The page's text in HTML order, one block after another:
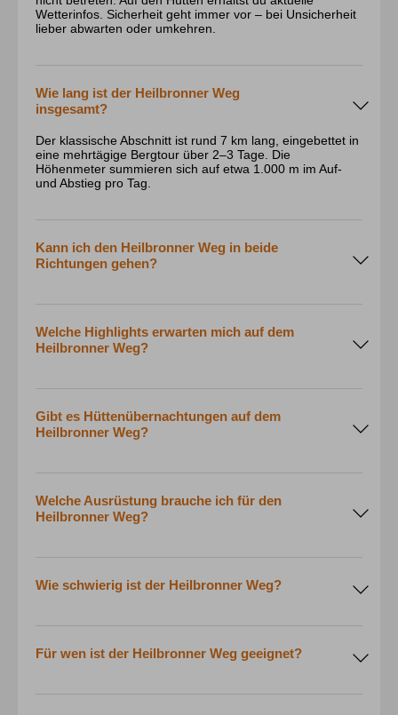
Wetterinfos. Sicherheit geht immer vor – bei Unsicherheit
lieber abwarten oder umkehren.
Wie lang ist der Heilbronner Weg
insgesamt?
Der klassische Abschnitt ist rund 7 km lang, eingebettet in
eine mehrtägige Bergtour über 2–3 Tage. Die
Höhenmeter summieren sich auf etwa 1.000 m im Auf-
und Abstieg pro Tag.
Kann ich den Heilbronner Weg in beide
Richtungen gehen?
Welche Highlights erwarten mich auf dem
Heilbronner Weg?
Gibt es Hüttenübernachtungen auf dem
Heilbronner Weg?
Welche Ausrüstung brauche ich für den
Heilbronner Weg?
Wie schwierig ist der Heilbronner Weg?
Für wen ist der Heilbronner Weg geeignet?